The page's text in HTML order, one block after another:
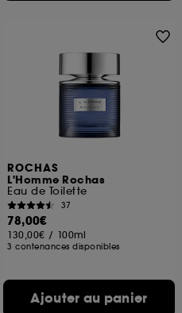
ROCHAS
L'Homme Rochas
Eau de Toilette
37
78,00€
130,00€ / 100ml
3 contenances disponibles
Ajouter au panier